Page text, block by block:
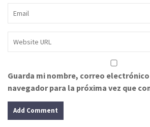
Guarda mi nombre, correo
navegador para la próxima vez que